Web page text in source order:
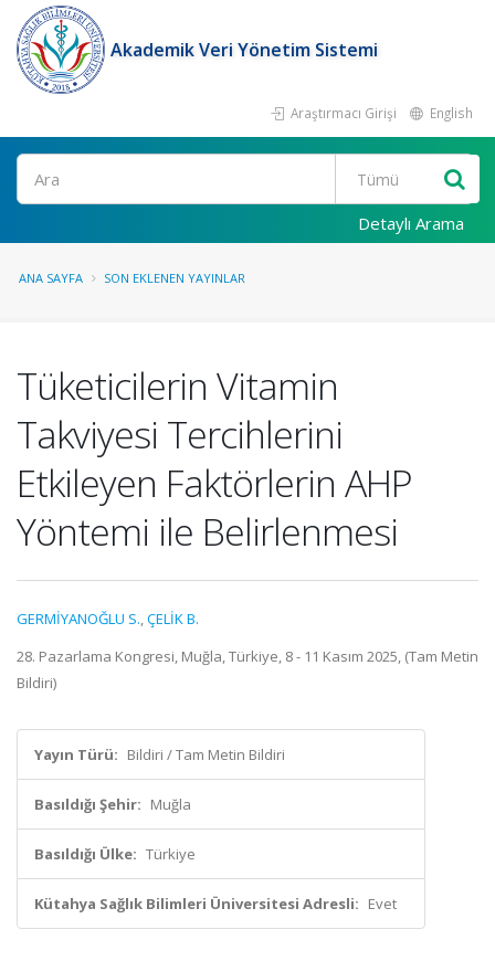
Akademik Veri Yönetim Sistemi
Araştırmacı Girişi English
Ara
Detaylı Arama
ANA SAYFA SON EKLENEN YAYINLAR
Tüketicilerin Vitamin
Takviyesi Tercihlerini
Etkileyen Faktörlerin AHP
Yöntemi ile Belirlenmesi
GERMİYANOĞLU S.,ÇELİK B.
28. Pazarlama Kongresi, Muğla, Türkiye, 8 - 11 Kasım 2025, (Tam Metin
Bildiri)
Yayın Türü: Bildiri / Tam Metin Bildiri
Basıldığı Şehir: Muğla
Basıldığı Ülke: Türkiye
Kütahya Sağlık Bilimleri Üniversitesi Adresli: Evet